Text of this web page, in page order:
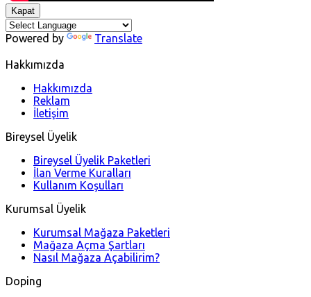
Kapat
Powered by Translate
Hakkımızda
Hakkımızda
Reklam
İletişim
Bireysel Üyelik
Bireysel Üyelik Paketleri
İlan Verme Kuralları
Kullanım Koşulları
Kurumsal Üyelik
Kurumsal Mağaza Paketleri
Mağaza Açma Şartları
Nasıl Mağaza Açabilirim?
Doping